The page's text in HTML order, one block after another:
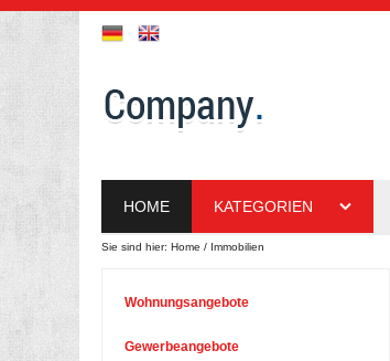
HOME KATEGORIEN
Sie sind hier: Home Immobilien
Wohnungsangebote
Gewerbeangebote